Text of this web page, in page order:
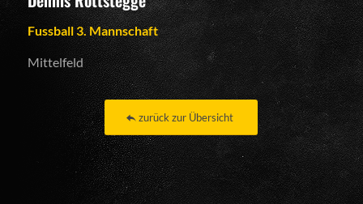
Fussball 3. Mannschaft
Mittelfeld
zurück zur Übersicht